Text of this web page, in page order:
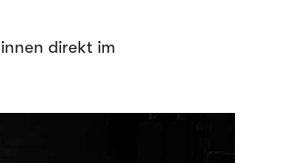
direkt im